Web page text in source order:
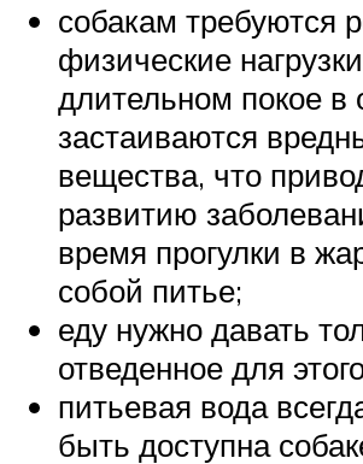
собакам требуются
физические
длительном покое в
застаиваются
вещества, что
развитию
время прогулки в
собой питье;
еду нужно давать
отведенное для
питьевая вода
быть доступна